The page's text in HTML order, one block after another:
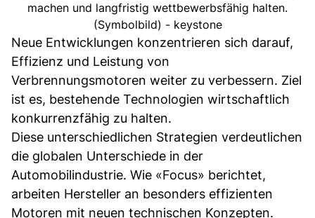
machen und langfristig wettbewerbsfähig halten.
(Symbolbild) - keystone
Neue Entwicklungen konzentrieren sich darauf,
Effizienz und Leistung von
Verbrennungsmotoren weiter zu verbessern. Ziel
ist es, bestehende Technologien wirtschaftlich
konkurrenzfähig zu halten.
Diese unterschiedlichen Strategien verdeutlichen
die globalen Unterschiede in der
Automobilindustrie. Wie «Focus» berichtet,
arbeiten Hersteller an besonders effizienten
Motoren mit neuen technischen Konzepten.